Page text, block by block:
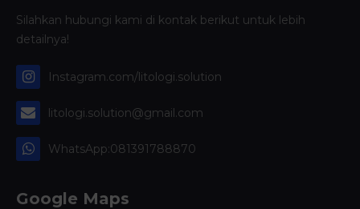
Silahkan hubungi kami di kontak berikut untuk lebih
detailnya!
Instagram.com/litologi.solution
litologi.solution@gmail.com
WhatsApp:081391788870
Google Maps